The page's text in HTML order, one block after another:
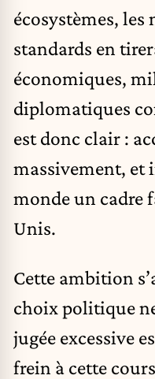
écosystèmes, les
standards en
économiques,
diplomatiques
est donc clair :
massivement, et
monde un cadre
Unis.
Cette ambition
choix politique
jugée excessive
frein à cette